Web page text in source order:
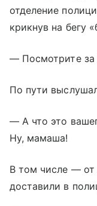
отделение
крикнув на бегу
— Посмотрите за
По пути
— А что это
Ну, мамаша!
В том числе —
доставили в